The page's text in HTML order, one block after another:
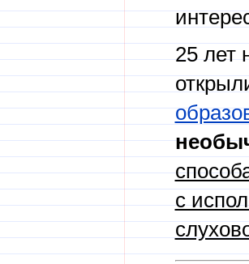
25 лет
с